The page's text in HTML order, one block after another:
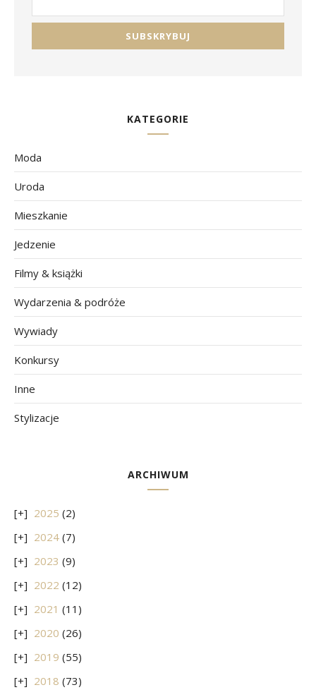
KATEGORIE
Moda
Uroda
Mieszkanie
Jedzenie
Filmy & książki
Wydarzenia & podróże
Wywiady
Konkursy
Inne
Stylizacje
ARCHIWUM
2025 (2)
2024 (7)
2023 (9)
2022 (12)
2021 (11)
2020 (26)
2019 (55)
2018 (73)